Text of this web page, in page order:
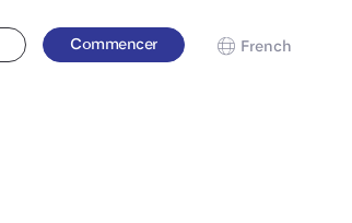
Commencer French